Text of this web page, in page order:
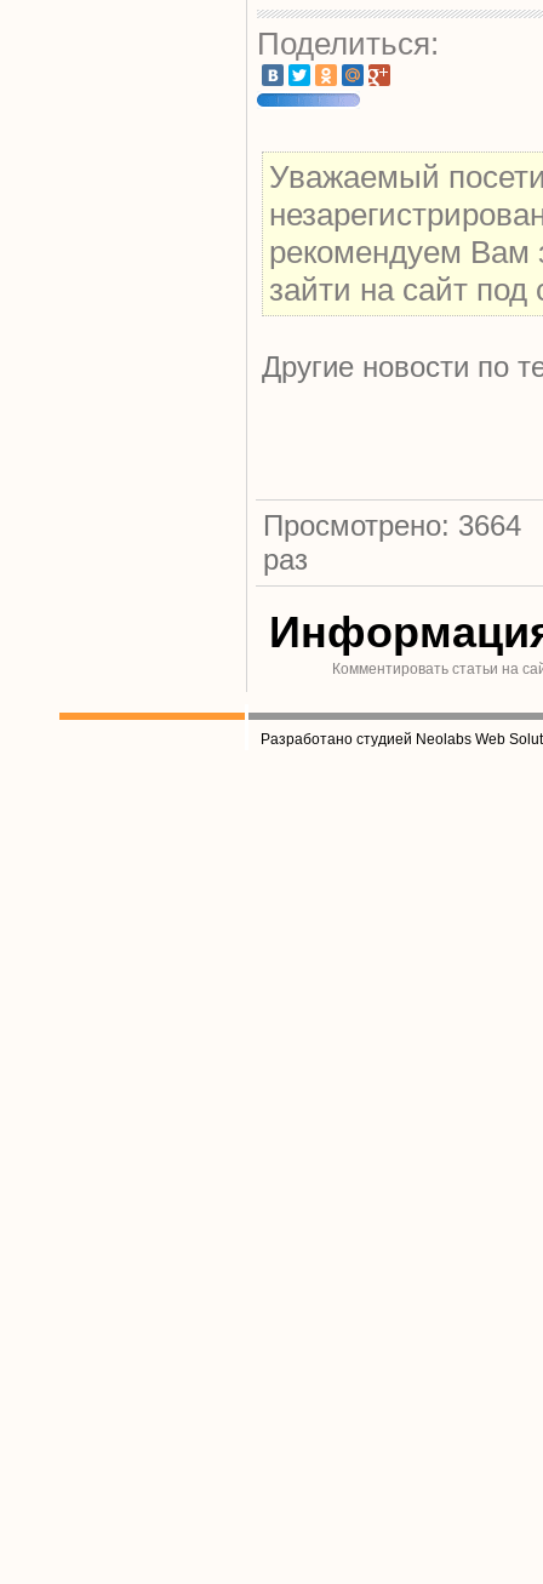
Поделиться:
Уважаемый
рекомендуем Вам
зайти на сайт
Другие новости по
Просмотрено: 3664
раз
Комментировать статьи на
Разработано студией Neolabs Web